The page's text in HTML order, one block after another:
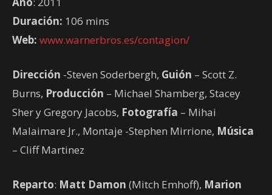
Duración: 106 mins
Web: www.warnerbros.es/contagion/
Dirección -Steven Soderbergh, Guión – Scott Z.
Burns, Producción – Michael Shamberg, Stacey
Sher y Gregory Jacobs, Fotografía – Mihai
Malaimare Jr., Montaje -Stephen Mirrione, Música
– Cliff Martinez
Reparto: Matt Damon (Mitch Emhoff), Marion